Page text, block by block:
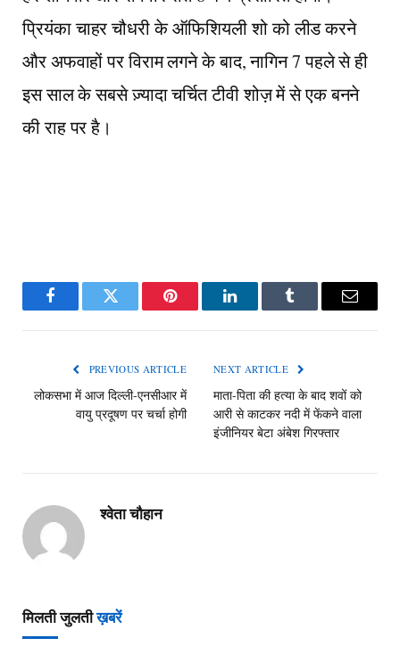
प्रियंका चाहर चौधरी के ऑफिशियली शो को लीड करने
और अफवाहों पर विराम लगने के बाद, नागिन 7 पहले से ही
इस साल के सबसे ज़्यादा चर्चित टीवी शोज़ में से एक बनने
की राह पर है।
FacebookTwitter Pinterest LinkedInTumblr Email
PREVIOUS ARTICLE
लोकसभा में आज दिल्ली-एनसीआर में
वायु प्रदूषण पर चर्चा होगी
NEXT ARTICLE
माता-पिता की हत्या के बाद शवों को
आरी से काटकर नदी में फेंकने वाला
इंजीनियर बेटा अंबेश गिरफ्तार
श्वेता चौहान
मिलती जुलतीख़बरें